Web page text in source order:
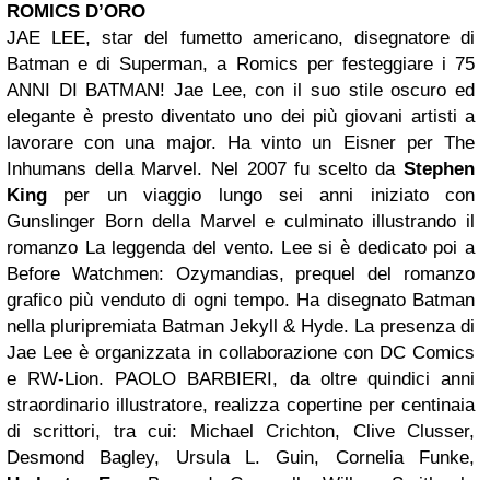
ROMICS D’ORO
JAE LEE, star del fumetto americano, disegnatore di
Batman e di Superman, a Romics per festeggiare i 75
ANNI DI BATMAN! Jae Lee, con il suo stile oscuro ed
elegante è presto diventato uno dei più giovani artisti a
lavorare con una major. Ha vinto un Eisner per The
Inhumans della Marvel. Nel 2007 fu scelto da Stephen
King per un viaggio lungo sei anni iniziato con
Gunslinger Born della Marvel e culminato illustrando il
romanzo La leggenda del vento. Lee si è dedicato poi a
Before Watchmen: Ozymandias, prequel del romanzo
grafico più venduto di ogni tempo. Ha disegnato Batman
nella pluripremiata Batman Jekyll & Hyde. La presenza di
Jae Lee è organizzata in collaborazione con DC Comics
e RW-Lion. PAOLO BARBIERI, da oltre quindici anni
straordinario illustratore, realizza copertine per centinaia
di scrittori, tra cui: Michael Crichton, Clive Clusser,
Desmond Bagley, Ursula L. Guin, Cornelia Funke,